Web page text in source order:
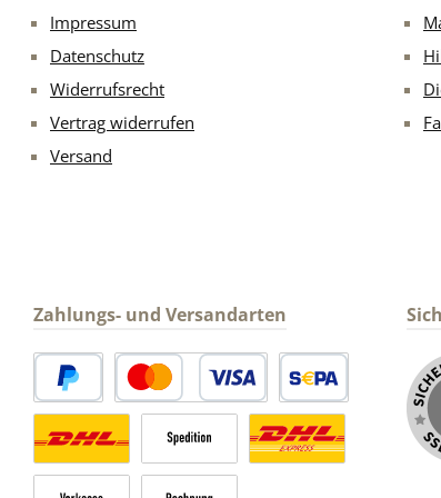
Impressum
Datenschutz
Widerrufsrecht
Vertrag widerrufen
Versand
Zahlungs- und Versandarten
PayPal Kredit- oder DebitkarteSEPA Lastschrift
Versandkosten Deutschland normaler Versand
Sperrgut